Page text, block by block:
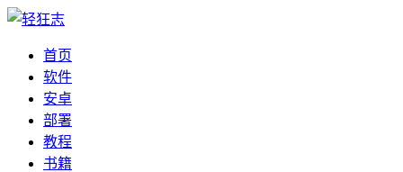
首页
软件
安卓
部署
教程
书籍